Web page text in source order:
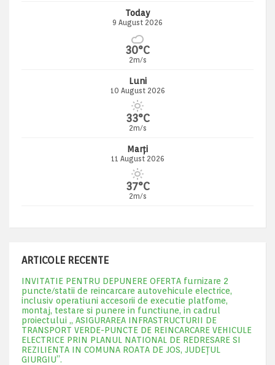
Today
9 August 2026
30°C
2m/s
Luni
10 August 2026
33°C
2m/s
Marți
11 August 2026
37°C
2m/s
ARTICOLE RECENTE
INVITATIE PENTRU DEPUNERE OFERTA furnizare 2
puncte/statii de reincarcare autovehicule electrice,
inclusiv operatiuni accesorii de executie platfome,
montaj, testare si punere in functiune, in cadrul
proiectului „ ASIGURAREA INFRASTRUCTURII DE
TRANSPORT VERDE-PUNCTE DE REINCARCARE VEHICULE
ELECTRICE PRIN PLANUL NATIONAL DE REDRESARE SI
REZILIENTA IN COMUNA ROATA DE JOS, JUDEŢUL
GIURGIU”.